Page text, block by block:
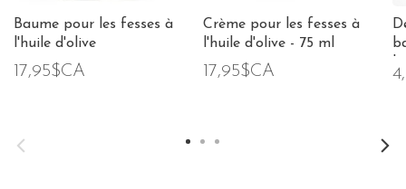
Baume pour les fesses à
l'huile d'olive
17,95$CA
Crème pour les fesses à
l'huile d'olive - 75 ml
17,95$CA